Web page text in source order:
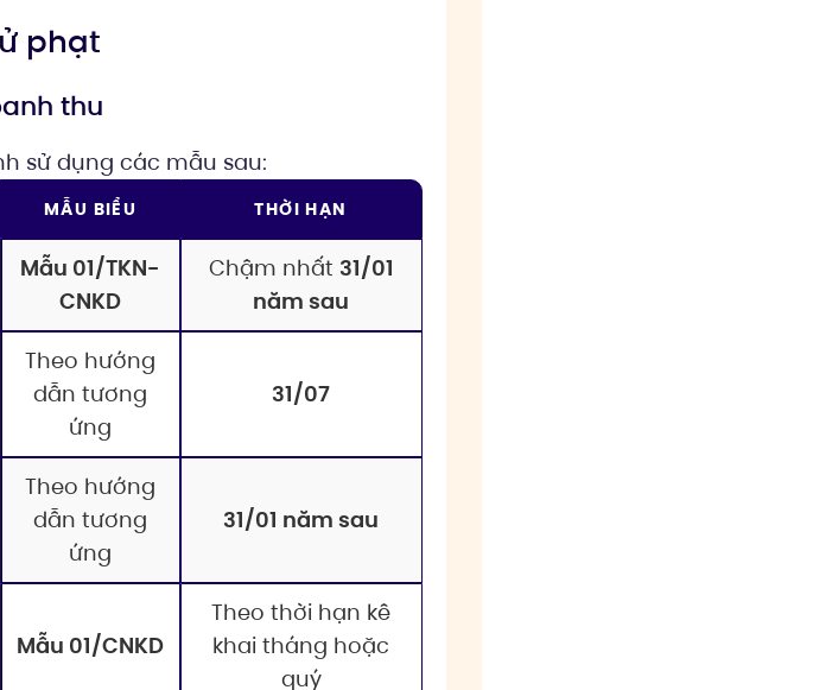
phạt
thu
sử dụng các mẫu sau:
MẪU BIỂU THỜI HẠN
Mẫu 01/TKN-
CNKD
Chậm nhất 31/01
năm sau
Theo hướng
dẫn tương
ứng
31/07
Theo hướng
dẫn tương
ứng
31/01 năm sau
Mẫu 01/CNKD
Theo thời hạn kê
khai tháng hoặc
quý